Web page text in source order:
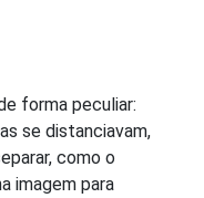
forma peculiar:
se distanciavam,
como o
imagem para